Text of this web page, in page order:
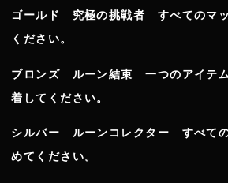
ゴールド 究極の挑戦者 すべてのマ
ください。
ブロンズ ルーン結束 一つのアイテ
着してください。
シルバー ルーンコレクター すべて
めてください。